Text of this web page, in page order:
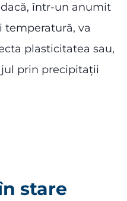
într-un anumit
temperatură, va
plasticitatea sau,
prin precipitații
stare